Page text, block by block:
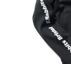
#路地裏てぃ
#GH 銘品の所
#Commune H
#ととけん